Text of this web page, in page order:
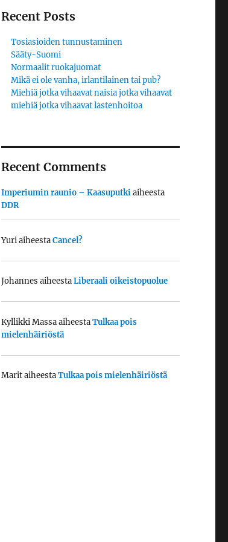
Recent Posts
Tosiasioiden tunnustaminen
Sääty-Suomi
Normaalit ruokajuomat
Mikä ei ole vanha, irlantilainen tai pub?
Miehiä jotka vihaavat naisia jotka vihaavat
miehiä jotka vihaavat lastenhoitoa
Recent Comments
Imperiumin raunio – Kaasuputkiaiheesta
DDR
YuriaiheestaCancel?
Johannes aiheestaLiberaali oikeistopuolue
Kyllikki MassaaiheestaTulkaa pois
mielenhäiriöstä
MaritaiheestaTulkaa pois mielenhäiriöstä